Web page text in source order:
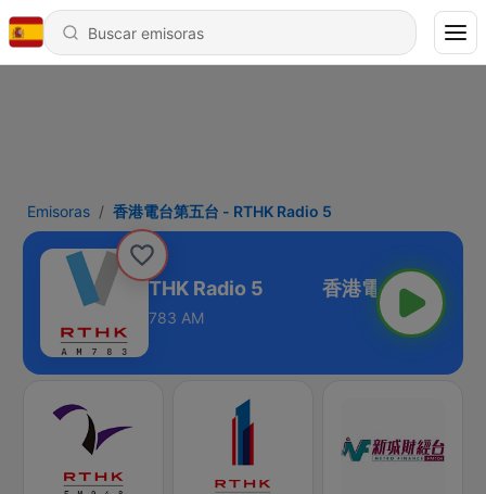
Emisoras 香港電台第五台 - RTHK Radio 5
電台第五台 - RTHK Radio 5
783 AM